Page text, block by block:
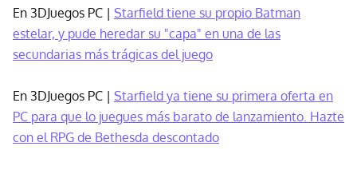
En 3DJuegos PC | Starfield tiene su propio Batman
estelar, y pude heredar su "capa" en una de las
secundarias más trágicas del juego
En 3DJuegos PC | Starfield ya tiene su primera oferta en
PC para que lo juegues más barato de lanzamiento. Hazte
con el RPG de Bethesda descontado